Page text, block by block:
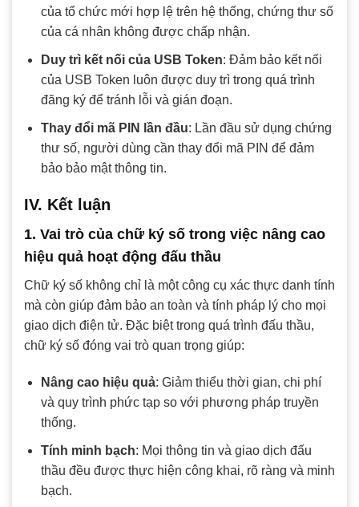
của tổ chức mới hợp lệ trên hệ thống, chứng thư số
của cá nhân không được chấp nhận.
Duy trì kết nối của USB Token: Đảm bảo kết nối
của USB Token luôn được duy trì trong quá trình
đăng ký để tránh lỗi và gián đoạn.
Thay đổi mã PIN lần đầu: Lần đầu sử dụng chứng
thư số, người dùng cần thay đổi mã PIN để đảm
bảo bảo mật thông tin.
IV. Kết luận
1. Vai trò của chữ ký số trong việc nâng cao
hiệu quả hoạt động đấu thầu
Chữ ký số không chỉ là một công cụ xác thực danh tính
mà còn giúp đảm bảo an toàn và tính pháp lý cho mọi
giao dịch điện tử. Đặc biệt trong quá trình đấu thầu,
chữ ký số đóng vai trò quan trọng giúp:
Nâng cao hiệu quả: Giảm thiểu thời gian, chi phí
và quy trình phức tạp so với phương pháp truyền
thống.
Tính minh bạch: Mọi thông tin và giao dịch đấu
thầu đều được thực hiện công khai, rõ ràng và minh
bạch.